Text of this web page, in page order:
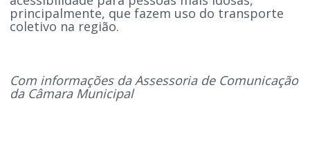
principalmente, que fazem uso do transporte
coletivo na região.
Com informações da Assessoria de Comunicação
da Câmara Municipal